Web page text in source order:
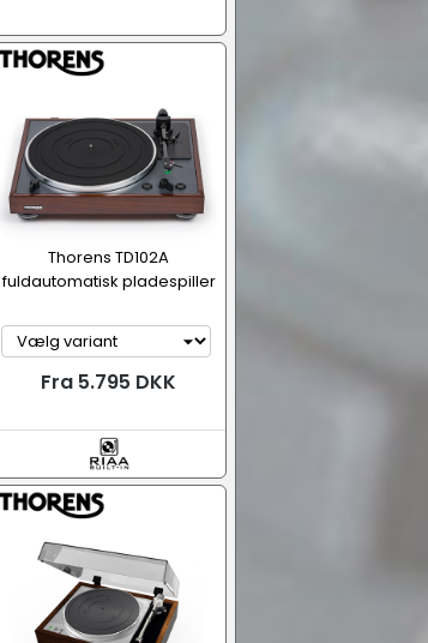
Thorens TD102A
fuldautomatisk pladespiller
Fra 5.795 DKK